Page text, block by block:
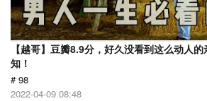
【越哥】豆瓣8.9分，好久没看到这么动人
知！
# 98
2022-04-09 08:48